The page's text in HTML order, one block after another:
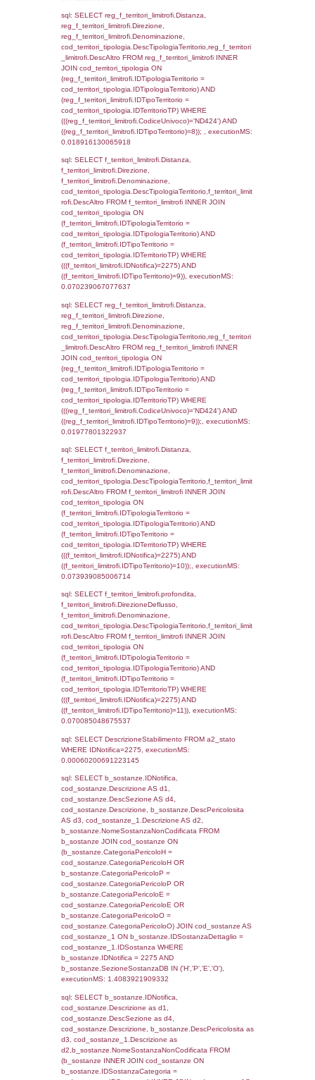
cod_territori_tipologia.IDTerritorioTP)
(((f_territori_limitrofi.IDNotifica)=2275) AND
((f_territori_limitrofi.IDTipoTerritorio)=2)),
0.071079969406128
sql: SELECT f_territori_limitrofi.Distanza,
f_territori_limitrofi.Direzione,
f_territori_limitrofi.Denominazione,
f_territori_limitrofi.DescAltro FROM
JOIN cod_territori_tipologia ON
(f_territori_limitrofi.IDTipologiaTerritorio =
cod_territori_tipologia.IDTipologiaTerritorio)
(f_territori_limitrofi.IDTipoTerritorio =
cod_territori_tipologia.IDTerritorioTP)
(((f_territori_limitrofi.IDNotifica)=2275) AND
((f_territori_limitrofi.IDTipoTerritorio)=3)),
sql: SELECT f_territori_limitrofi.Distanza,
f_territori_limitrofi.Direzione,
f_territori_limitrofi.Denominazione,
rofi.DescAltro FROM f_territori_limitrofi
cod_territori_tipologia ON
(f_territori_limitrofi.IDTipologiaTerritorio =
cod_territori_tipologia.IDTipologiaTerritorio)
(f_territori_limitrofi.IDTipoTerritorio =
cod_territori_tipologia.IDTerritorioTP)
(((f_territori_limitrofi.IDNotifica)=2275) AND
((f_territori_limitrofi.IDTipoTerritorio)=4)),
0.077462911605835
sql: SELECT f_territori_limitrofi.Distanza,
f_territori_limitrofi.Direzione,
f_territori_limitrofi.Denominazione,
f_territori_limitrofi.DescAltro FROM
JOIN cod_territori_tipologia ON
(f_territori_limitrofi.IDTipologiaTerritorio =
cod_territori_tipologia.IDTipologiaTerritorio)
(f_territori_limitrofi.IDTipoTerritorio =
cod_territori_tipologia.IDTerritorioTP)
(((f_territori_limitrofi.IDNotifica)=2275) AND
((f_territori_limitrofi.IDTipoTerritorio)=5)),
0.070549964904785
f_territori_limitrofi.Direzione,
f_territori_limitrofi.Denominazione,
rofi.DescAltro FROM f_territori_limitrofi
cod_territori_tipologia ON
(f_territori_limitrofi.IDTipologiaTerritorio =
cod_territori_tipologia.IDTipologiaTerritorio)
(f_territori_limitrofi.IDTipoTerritorio =
cod_territori_tipologia.IDTerritorioTP)
(((f_territori_limitrofi.IDNotifica)=2275) AND
((f_territori_limitrofi.IDTipoTerritorio)=6)),
0.071058988571167
f_territori_limitrofi.Direzione,
f_territori_limitrofi.Denominazione,
rofi.DescAltro FROM f_territori_limitrofi
cod_territori_tipologia ON